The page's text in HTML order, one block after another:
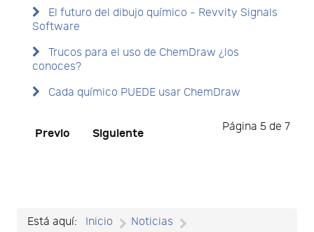
El futuro del dibujo químico - Revvity Signals
Software
Trucos para el uso de ChemDraw ¿los
conoces?
Cada químico PUEDE usar ChemDraw
Página 5 de 7
Previo Siguiente
Está aquí: Inicio
Noticias